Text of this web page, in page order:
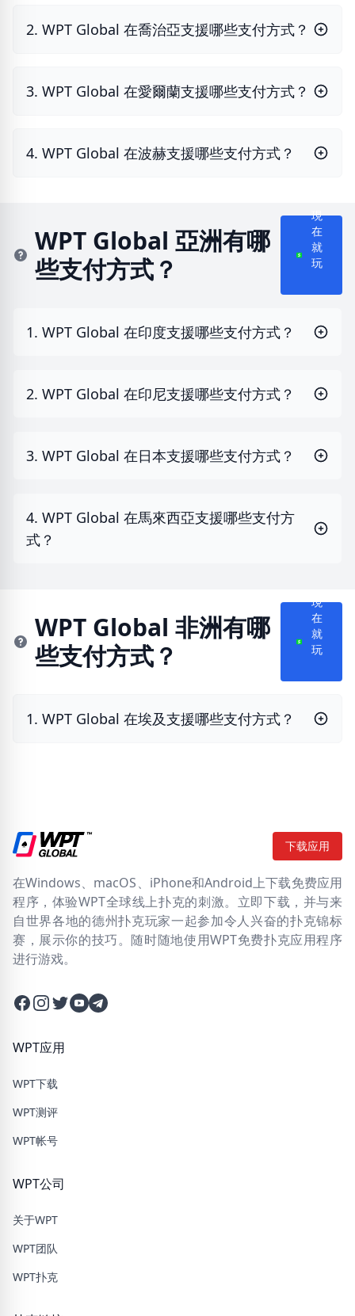
2. WPT Global 在喬治亞支援哪些支付方式？
3. WPT Global 在愛爾蘭支援哪些支付方式？
4. WPT Global 在波赫支援哪些支付方式？
WPT Global 亞洲有哪
些支付方式？
現
在
就
玩
1. WPT Global 在印度支援哪些支付方式？
2. WPT Global 在印尼支援哪些支付方式？
3. WPT Global 在日本支援哪些支付方式？
4. WPT Global 在馬來西亞支援哪些支付方
式？
WPT Global 非洲有哪
些支付方式？
現
在
就
玩
1. WPT Global 在埃及支援哪些支付方式？
下载应用
在Windows、macOS、iPhone和Android上下载免费应用
程序，体验WPT全球线上扑克的刺激。立即下载，并与来
自世界各地的德州扑克玩家一起参加令人兴奋的扑克锦标
赛，展示你的技巧。随时随地使用WPT免费扑克应用程序
进行游戏。
Facebook
Instagram
Twitter
Twitter
Twitter
WPT应用
WPT下载
WPT测评
WPT帐号
WPT公司
关于WPT
WPT团队
WPT扑克